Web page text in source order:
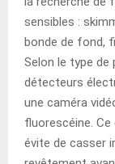
sensibles :
bonde de fond,
Selon le type de
détecteurs
une caméra
fluorescéine. Ce
évite de casser